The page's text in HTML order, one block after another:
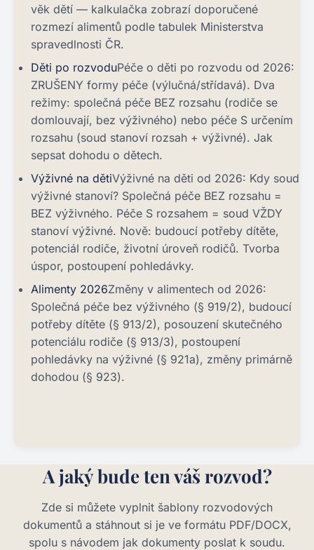
věk dětí — kalkulačka zobrazí doporučené
rozmezí alimentů podle tabulek Ministerstva
spravedlnosti ČR.
Děti po rozvoduPéče o děti po rozvodu od 2026:
ZRUŠENY formy péče (výlučná/střídavá). Dva
režimy: společná péče BEZ rozsahu (rodiče se
domlouvají, bez výživného) nebo péče S určením
rozsahu (soud stanoví rozsah + výživné). Jak
sepsat dohodu o dětech.
Výživné na dětiVýživné na děti od 2026: Kdy soud
výživné stanoví? Společná péče BEZ rozsahu =
BEZ výživného. Péče S rozsahem = soud VŽDY
stanoví výživné. Nově: budoucí potřeby dítěte,
potenciál rodiče, životní úroveň rodičů. Tvorba
úspor, postoupení pohledávky.
Alimenty 2026Změny v alimentech od 2026:
Společná péče bez výživného (§ 919/2), budoucí
potřeby dítěte (§ 913/2), posouzení skutečného
potenciálu rodiče (§ 913/3), postoupení
pohledávky na výživné (§ 921a), změny primárně
dohodou (§ 923).
A jaký bude ten váš rozvod?
Zde si můžete vyplnit šablony rozvodových
dokumentů a stáhnout si je ve formátu PDF/DOCX,
spolu s návodem jak dokumenty poslat k soudu.